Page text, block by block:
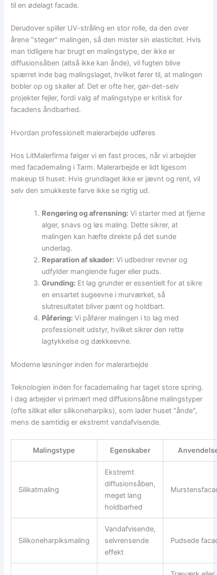
til en ødelagt facade.
Derudover spiller UV-stråling en stor rolle, da den over
årene "steger" malingen, så den mister sin elasticitet. Hvis
man tidligere har brugt en malingstype, der ikke er
diffusionsåben (altså ikke kan ånde), vil fugten blive
spærret inde bag malingslaget, hvilket fører til, at malingen
bobler op og skaller af. Det er ofte her, gør-det-selv
projekter fejler, fordi valg af malingstype er kritisk for
facadens åndbarhed.
Hvordan professionelt malerarbejde udføres
Hos LitMalerfirma følger vi en fast proces, når vi arbejder
med facademaling i Tarm. Malerarbejde er lidt ligesom
makeup til huset: Hvis grundlaget ikke er jævnt og rent, vil
selv den smukkeste farve ikke se rigtig ud.
Rengøring og afrensning: Vi starter med at fjerne
alger, snavs og løs maling. Dette sikrer, at
malingen kan hæfte direkte på det sunde
underlag.
Reparation af skader: Vi udbedrer revner og
udfylder manglende fuger eller puds.
Grunding: Et lag grunder er essentielt for at sikre
en ensartet sugeevne i murværket, så
slutresultatet bliver pænt og holdbart.
Påføring: Vi påfører malingen i to lag med
professionelt udstyr, hvilket sikrer den rette
lagtykkelse og dækkeevne.
Moderne løsninger inden for malerarbejde
Teknologien inden for facademaling har taget store spring.
I dag arbejder vi primært med diffusionsåbne malingstyper
(ofte silikat eller silikoneharpiks), som lader huset "ånde",
mens de samtidig er ekstremt vandafvisende.
Malingstype Egenskaber
Silikatmaling
Ekstremt
diffusionsåben,
meget lang
holdbarhed
Silikoneharpiksmaling
Vandafvisende,
selvrensende
effekt
Pudsede